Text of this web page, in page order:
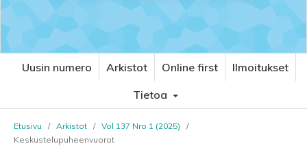
Uusin numero Arkistot Online first
Ilmoitukset
Tietoa
Etusivu / Arkistot / Vol 137 Nro 1 (2025)
/
Keskustelupuheenvuorot